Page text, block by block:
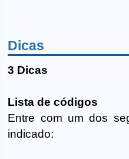
Dicas
3 Dicas
Lista de códigos
Entre com um dos
indicado: